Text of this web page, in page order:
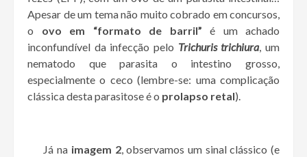
Apesar de um tema não muito cobrado em concursos,
o ovo em “formato de barril” é um achado
inconfundível da infecção pelo Trichuris trichiura, um
nematodo que parasita o intestino grosso,
especialmente o ceco (lembre-se: uma complicação
clássica desta parasitose é o prolapso retal).
Já na imagem 2, observamos um sinal clássico (e